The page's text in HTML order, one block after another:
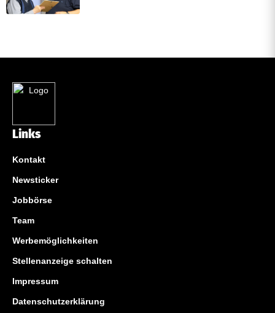
Links
Kontakt
Newsticker
Jobbörse
Team
Werbemöglichkeiten
Stellenanzeige schalten
Impressum
Datenschutzerklärung